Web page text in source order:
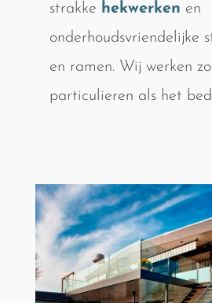
strakke hekwerken en
onderhoudsvriendelijke
en ramen. Wij werken
particulieren als het